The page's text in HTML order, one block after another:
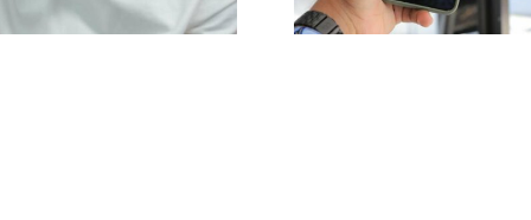
TikTok na 2024